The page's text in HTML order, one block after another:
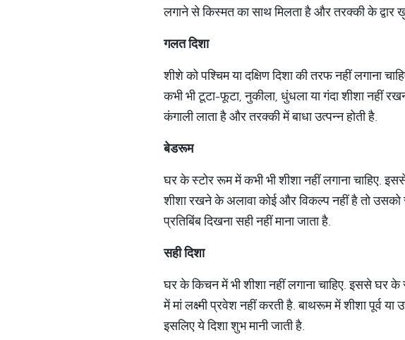
लगाने से किस्मत का साथ मिलता है और तरक्की के द्वार
गलतदिशा
शीशे को पश्चिम या दक्षिण दिशा की तरफ नहीं लगाना
कभी भी टूटा-फूटा, नुकीला, धुंधला या गंदा शीशा नहीं
कंगाली लाता है और तरक्की में बाधा उत्पन्न होती है.
बेडरूम
घर के स्टोर रूम में कभी भी शीशा नहीं लगाना चाहिए.
शीशा रखने के अलावा कोई और विकल्प नहीं है तो उसको
प्रतिबिंब दिखना सही नहीं माना जाता है.
सहीदिशा
घर के किचन में भी शीशा नहीं लगाना चाहिए. इससे घर
में मां लक्ष्मी प्रवेश नहीं करती है. बाथरूम में शीशा पूर्व
इसलिए ये दिशा शुभ मानी जाती है.